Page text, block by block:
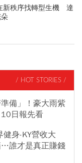
新秩序找轉型生機 達
/ HOT STORIES /
備」！豪大雨紫
日報先看
身-KY營收大
…誰才是真正賺錢